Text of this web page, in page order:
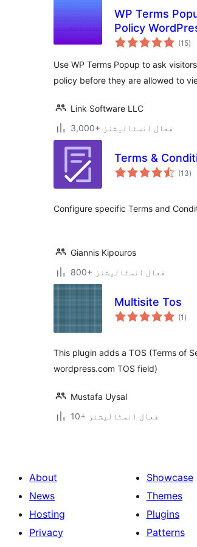
WP Terms
Policy
(15)
Use WP Terms Popup to ask
policy before they are allowed to
Link Software LLC
3,000+ فعال انسٹالیشنز
Terms &
(13)
Configure specific Terms and
Giannis Kipouros
800+ فعال انسٹالیشنز
Multisite Tos
(1درجہ
)
This plugin adds a TOS (Terms of
wordpress.com TOS field)
Mustafa Uysal
10+ فعال انسٹالیشنز
About
News
Hosting
Privacy
Showcase
Themes
Plugins
Patterns